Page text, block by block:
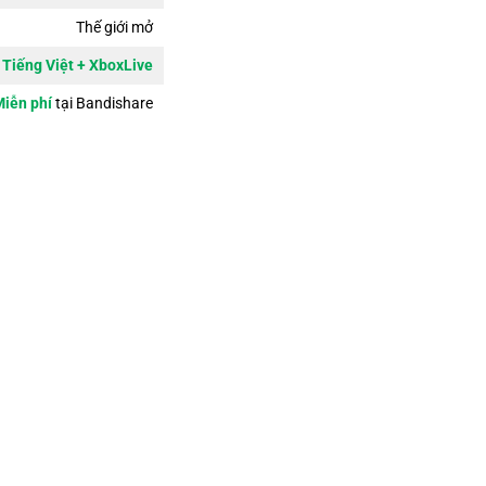
Thế giới mở
Tiếng Việt + XboxLive
phítại Bandishare